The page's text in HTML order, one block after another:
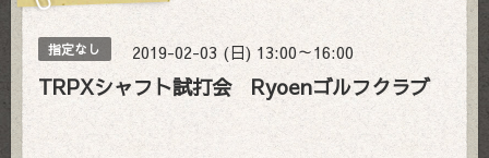
指定なし 2019-02-03 (日) 13:00～16:00
TRPXシャフト試打会 Ryoenゴルフクラブ